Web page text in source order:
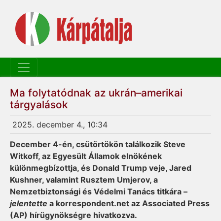
Ma folytatódnak az ukrán–amerikai
tárgyalások
2025. december 4., 10:34
December 4-én, csütörtökön találkozik Steve
Witkoff, az Egyesült Államok elnökének
különmegbízottja, és Donald Trump veje, Jared
Kushner, valamint Rusztem Umjerov, a
Nemzetbiztonsági és Védelmi Tanács titkára –
jelentette a korrespondent.net az Associated Press
(AP) hírügynökségre hivatkozva.